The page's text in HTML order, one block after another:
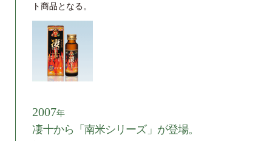
ト商品となる。
2007年
凄十から「南米シリーズ」が登場。